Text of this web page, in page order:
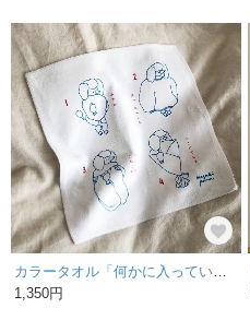
1,350円